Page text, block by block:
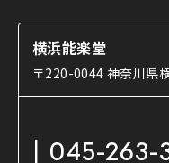
楽屋
ご利用の流れ
利用料金表
能舞台と演じ手
使用する道具
能・狂言の曲目
日本の古典芸能
コラム
OTABISHO
チケット購入方法
横浜能楽堂
〒220-0044 神奈川県
045-263-